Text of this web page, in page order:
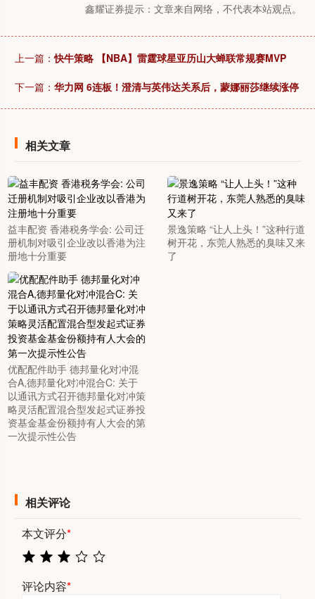
鑫耀证券提示：文章来自网络，不代表本站观点。
上一篇：快牛策略 【NBA】雷霆球星亚历山大蝉联常规赛MVP
下一篇： 华力网 6连板！澄清与英伟达关系后，蒙娜丽莎继续涨停
相关文章
益丰配资 香港税务学会: 公司迁
册机制对吸引企业改以香港为注
册地十分重要
景逸策略 “让人上头！”这种行道
树开花，东莞人熟悉的臭味又来
了
优配配件助手 德邦量化对冲混
合A,德邦量化对冲混合C: 关于
以通讯方式召开德邦量化对冲策
略灵活配置混合型发起式证券投
资基金基金份额持有人大会的第
一次提示性公告
相关评论
本文评分*
评论内容*